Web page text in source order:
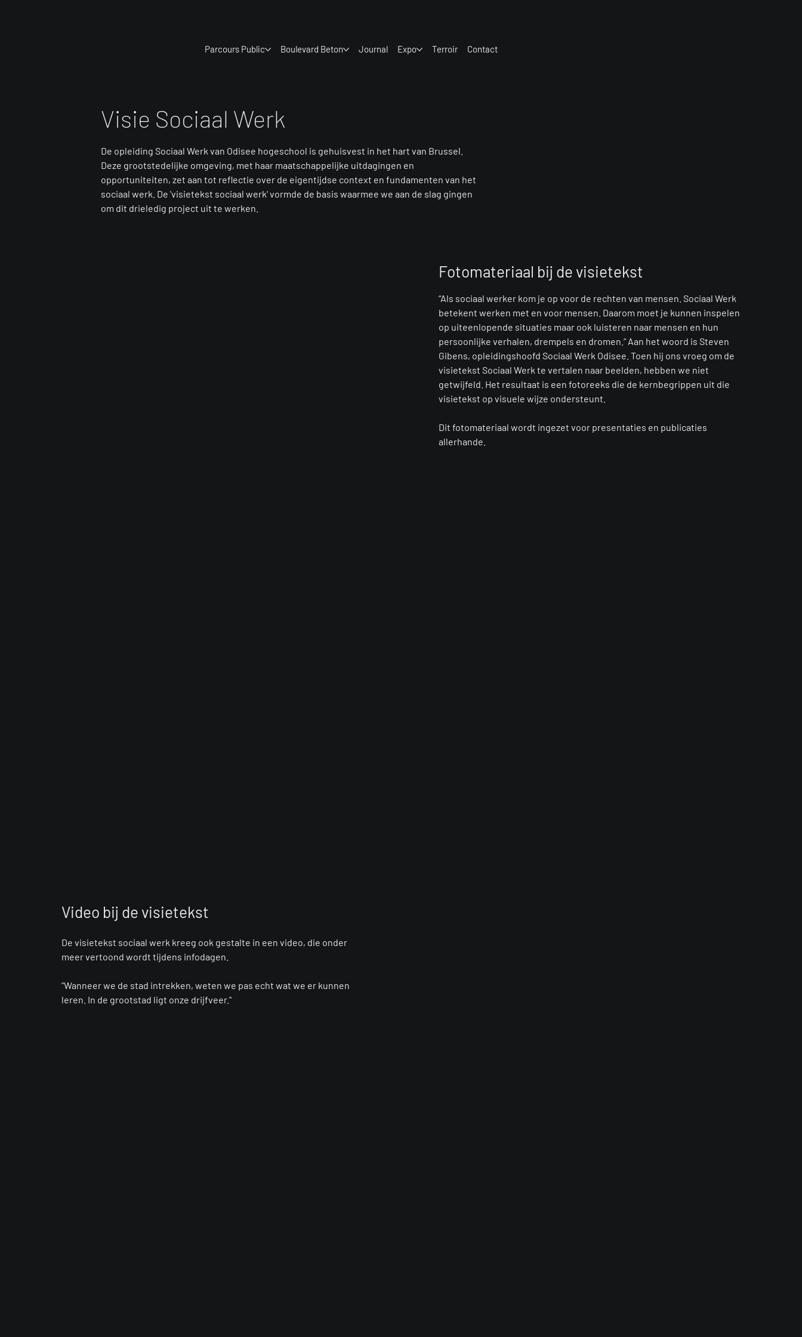
Parcours Public Boulevard Beton Journal Expo Terroir Contact
Visie Sociaal Werk
De opleiding Sociaal Werk van Odisee hogeschool is gehuisvest in het hart van Brussel.
Deze grootstedelijke omgeving, met haar maatschappelijke uitdagingen en
opportuniteiten, zet aan tot reflectie over de eigentijdse context en fundamenten van het
sociaal werk. De 'visietekst sociaal werk' vormde de basis waarmee we aan de slag gingen
om dit drieledig project uit te werken.
Fotomateriaal bij de visietekst
“Als sociaal werker kom je op voor de rechten van mensen. Sociaal Werk
betekent werken met en voor mensen. Daarom moet je kunnen inspelen
op uiteenlopende situaties maar ook luisteren naar mensen en hun
persoonlijke verhalen, drempels en dromen.” Aan het woord is Steven
Gibens, opleidingshoofd Sociaal Werk Odisee. Toen hij ons vroeg om de
visietekst Sociaal Werk te vertalen naar beelden, hebben we niet
getwijfeld. Het resultaat is een fotoreeks die de kernbegrippen uit die
visietekst op visuele wijze ondersteunt.
Dit fotomateriaal wordt ingezet voor presentaties en publicaties
allerhande.
Video bij de visietekst
De visietekst sociaal werk kreeg ook gestalte in een video, die onder
meer vertoond wordt tijdens infodagen.
"Wanneer we de stad intrekken, weten we pas echt wat we er kunnen
leren. In de grootstad ligt onze drijfveer."